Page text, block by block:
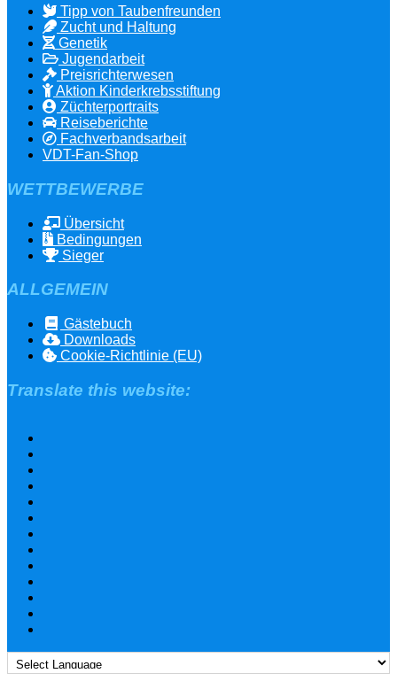
Tipp von Taubenfreunden
Zucht und Haltung
Genetik
Jugendarbeit
Preisrichterwesen
Aktion Kinderkrebsstiftung
Züchterportraits
Reiseberichte
Fachverbandsarbeit
VDT-Fan-Shop
WETTBEWERBE
Übersicht
Bedingungen
Sieger
ALLGEMEIN
Gästebuch
Downloads
Cookie-Richtlinie (EU)
Translate this website: